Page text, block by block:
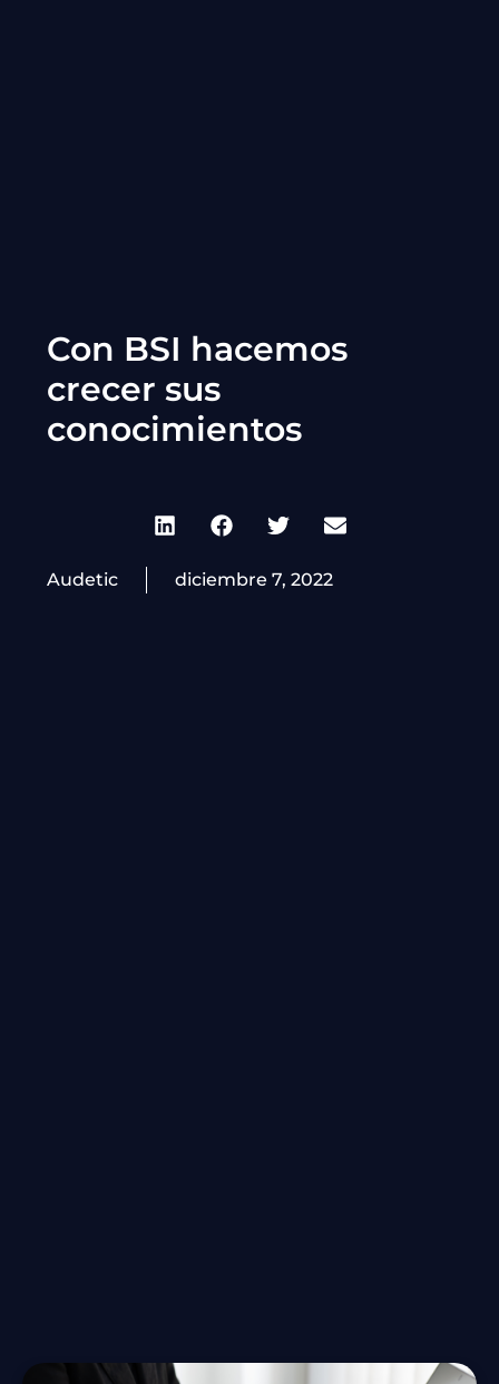
Con BSI hacemos
crecer sus
conocimientos
Audetic diciembre 7, 2022